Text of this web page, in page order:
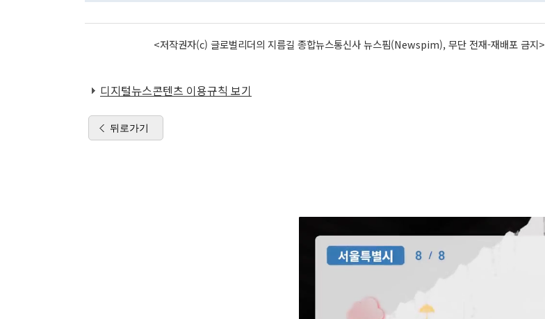
<저작권자(c) 글로벌리더의 지름길 종합뉴스통신사 뉴스핌(Newspim), 무단 전재-재배포 금지>
디지털뉴스콘텐츠 이용규칙 보기
뒤로가기